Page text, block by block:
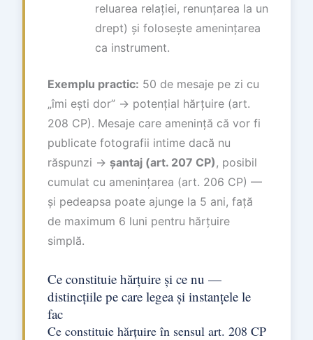
reluarea relației, renunțarea la un
drept) și folosește amenințarea
ca instrument.
Exemplu practic: 50 de mesaje pe zi cu
„îmi ești dor” → potențial hărțuire (art.
208 CP). Mesaje care amenință că vor fi
publicate fotografii intime dacă nu
răspunzi → șantaj (art. 207 CP) , posibil
cumulat cu amenințarea (art. 206 CP) —
și pedeapsa poate ajunge la 5 ani, față
de maximum 6 luni pentru hărțuire
simplă.
Ce constituie hărțuire și ce nu —
distincțiile pe care legea și instanțele le
fac
Ce constituie hărțuire în sensul art. 208 CP